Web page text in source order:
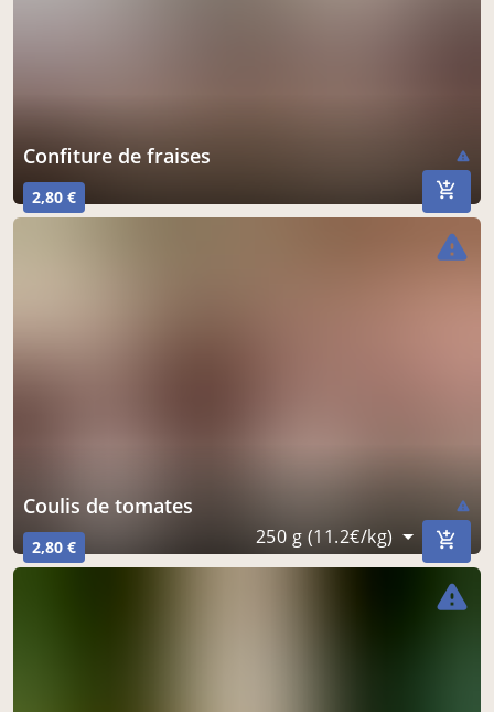
confiture de fraises warning
2,80 €
coulis de tomates warning
2,80 € 250 g (11.2€/kg)
warning
warning